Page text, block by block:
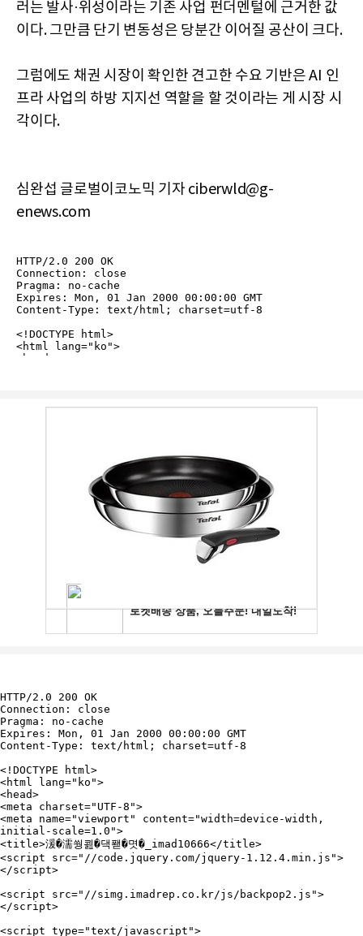
러는 발사·위성이라는 기존 사업 펀더멘털에 근거한 값
이다. 그만큼 단기 변동성은 당분간 이어질 공산이 크다.
그럼에도 채권 시장이 확인한 견고한 수요 기반은 AI 인
프라 사업의 하방 지지선 역할을 할 것이라는 게 시장 시
각이다.
심완섭 글로벌이코노믹 기자 ciberwld@g-
enews.com